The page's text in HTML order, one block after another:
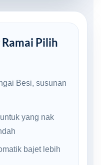
Ramai Pilih
Besi, susunan
yang nak
bajet lebih